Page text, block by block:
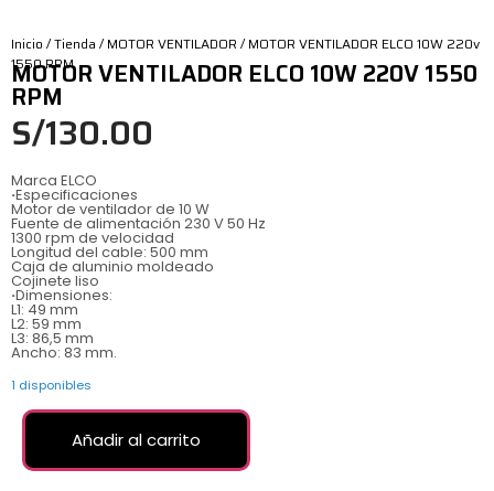
Inicio /Tienda /MOTOR VENTILADOR / MOTOR VENTILADOR ELCO 10W 220v
1550 RPM
MOTOR VENTILADOR ELCO 10W 220V 1550
RPM
S/130.00
Marca ELCO
·Especificaciones
Motor de ventilador de 10 W
Fuente de alimentación 230 V 50 Hz
1300 rpm de velocidad
Longitud del cable: 500 mm
Caja de aluminio moldeado
Cojinete liso
·Dimensiones:
L1: 49 mm
L2: 59 mm
L3: 86,5 mm
Ancho: 83 mm.
1 disponibles
Añadir al carrito